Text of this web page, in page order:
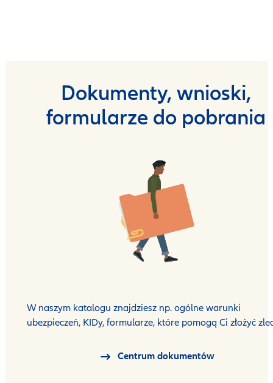
Dokumenty, wnioski,
formularze do pobrania
W naszym katalogu znajdziesz np. ogólne warunki
ubezpieczeń, KIDy, formularze, które pomogą Ci złożyć
Centrum dokumentów